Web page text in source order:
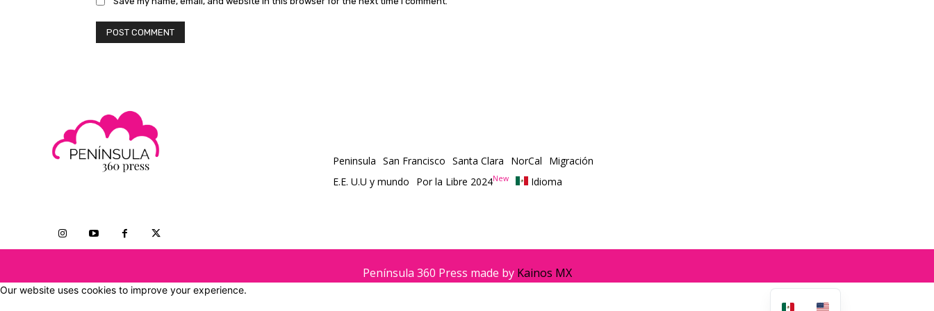
Peninsula San Francisco Santa Clara NorCal
Migración
E.E. U.U y mundo
Por la Libre 2024New Idioma
Península 360 Press made by Kainos MX
Our website uses cookies to improve your experience.